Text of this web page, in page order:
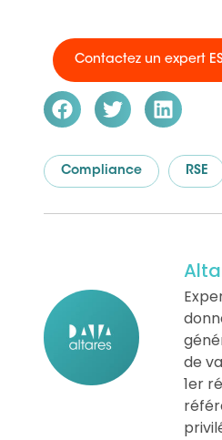
Contactez un expert
Compliance RSE
de
1er